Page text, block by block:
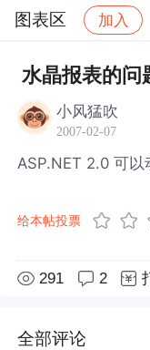
图表区 加入
社区 图表区
水晶报表的问
小风猛吹
2007-02-07
ASP.NET 2.0 可
给本帖投票
291 2
全部评论